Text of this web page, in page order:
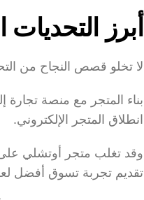
أبرز
لا تخلو قصص النجاح من
انطلاق المتجر الإلكتروني.
تقديم تجربة تسوق أفضل